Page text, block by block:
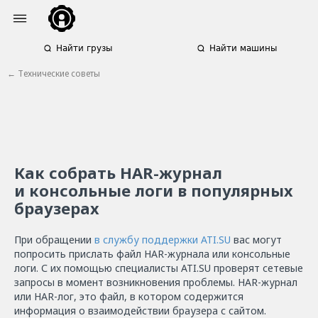
Найти грузы Найти машины
← Технические советы
Как собрать HAR-журнал
и консольные логи в популярных
браузерах
При обращении в службу поддержки ATI.SU вас могут
попросить прислать файл HAR-журнала или консольные
логи. С их помощью специалисты ATI.SU проверят сетевые
запросы в момент возникновения проблемы. HAR-журнал
или HAR-лог, это файл, в котором содержится
информация о взаимодействии браузера с сайтом.